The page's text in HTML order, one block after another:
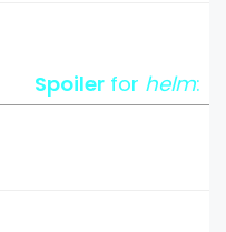
Spoilerfor helm: